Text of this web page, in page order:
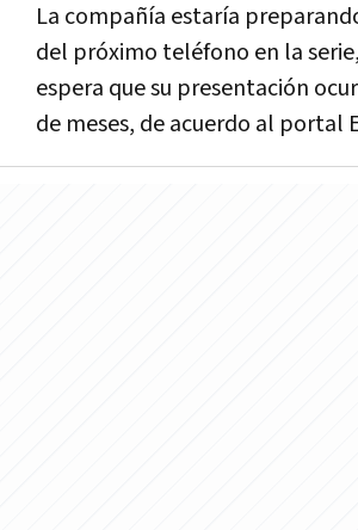
La compañía estaría
del próximo teléfono en la serie,
espera que su presentación
de meses, de acuerdo al portal